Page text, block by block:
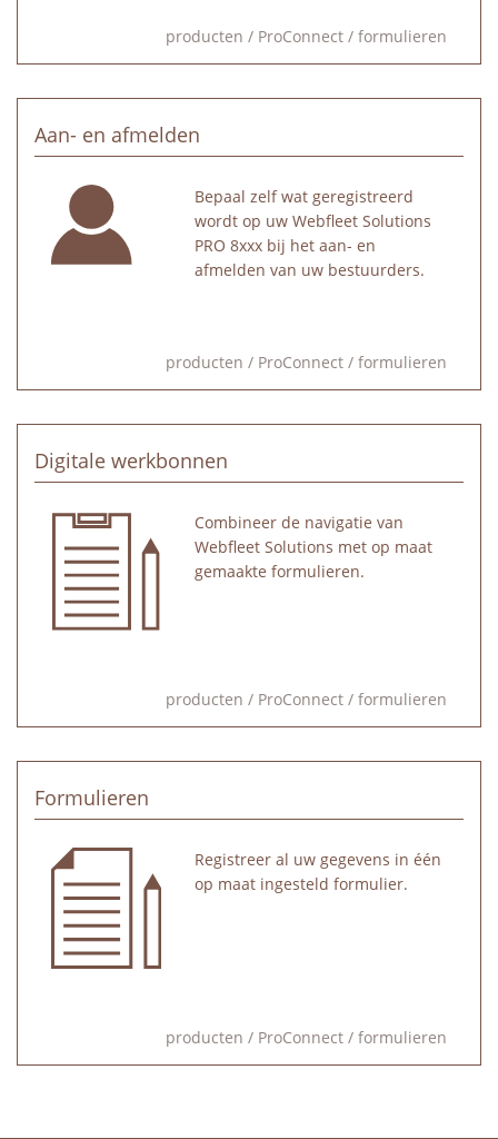
producten / ProConnect / formulieren
Aan- en afmelden
Bepaal zelf wat geregistreerd
wordt op uw Webfleet Solutions
PRO 8xxx bij het aan- en
afmelden van uw bestuurders.
producten / ProConnect / formulieren
Digitale werkbonnen
Combineer de navigatie van
Webfleet Solutions met op maat
gemaakte formulieren.
producten / ProConnect / formulieren
Formulieren
Registreer al uw gegevens in één
op maat ingesteld formulier.
producten / ProConnect / formulieren